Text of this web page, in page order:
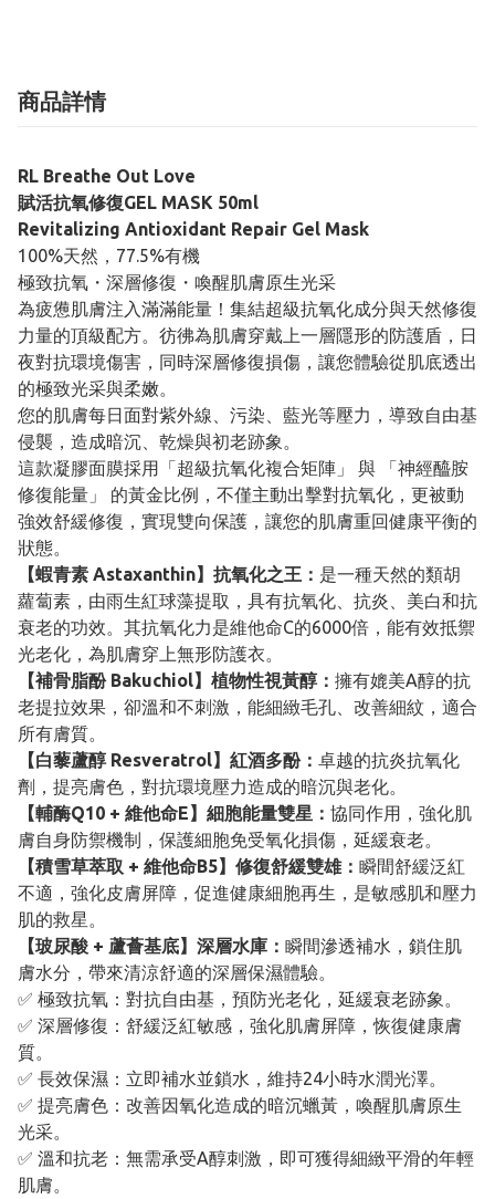
商品詳情
RL Breathe Out Love
賦活抗氧修復GEL MASK 50ml
Revitalizing Antioxidant Repair Gel Mask
100%天然，77.5%有機
極致抗氧・深層修復・喚醒肌膚原生光采
為疲憊肌膚注入滿滿能量！集結超級抗氧化成分與天然修復
力量的頂級配方。彷彿為肌膚穿戴上一層隱形的防護盾，日
夜對抗環境傷害，同時深層修復損傷，讓您體驗從肌底透出
的極致光采與柔嫩。
您的肌膚每日面對紫外線、污染、藍光等壓力，導致自由基
侵襲，造成暗沉、乾燥與初老跡象。
這款凝膠面膜採用「超級抗氧化複合矩陣」 與 「神經醯胺
修復能量」 的黃金比例，不僅主動出擊對抗氧化，更被動
強效舒緩修復，實現雙向保護，讓您的肌膚重回健康平衡的
狀態。
【蝦青素 Astaxanthin】抗氧化之王： 是一種天然的類胡
蘿蔔素，由雨生紅球藻提取，具有抗氧化、抗炎、美白和抗
衰老的功效。其抗氧化力是維他命C的6000倍，能有效抵禦
光老化，為肌膚穿上無形防護衣。
【補骨脂酚 Bakuchiol】植物性視黃醇： 擁有媲美A醇的抗
老提拉效果，卻溫和不刺激，能細緻毛孔、改善細紋，適合
所有膚質。
【白藜蘆醇 Resveratrol】紅酒多酚： 卓越的抗炎抗氧化
劑，提亮膚色，對抗環境壓力造成的暗沉與老化。
【輔酶Q10 + 維他命E】細胞能量雙星： 協同作用，強化肌
膚自身防禦機制，保護細胞免受氧化損傷，延緩衰老。
【積雪草萃取 + 維他命B5】修復舒緩雙雄： 瞬間舒緩泛紅
不適，強化皮膚屏障，促進健康細胞再生，是敏感肌和壓力
肌的救星。
【玻尿酸 + 蘆薈基底】深層水庫： 瞬間滲透補水，鎖住肌
膚水分，帶來清涼舒適的深層保濕體驗。
✅ 極致抗氧：對抗自由基，預防光老化，延緩衰老跡象。
✅ 深層修復：舒緩泛紅敏感，強化肌膚屏障，恢復健康膚
質。
✅ 長效保濕：立即補水並鎖水，維持24小時水潤光澤。
✅ 提亮膚色：改善因氧化造成的暗沉蠟黃，喚醒肌膚原生
光采。
✅ 溫和抗老：無需承受A醇刺激，即可獲得細緻平滑的年輕
肌膚。